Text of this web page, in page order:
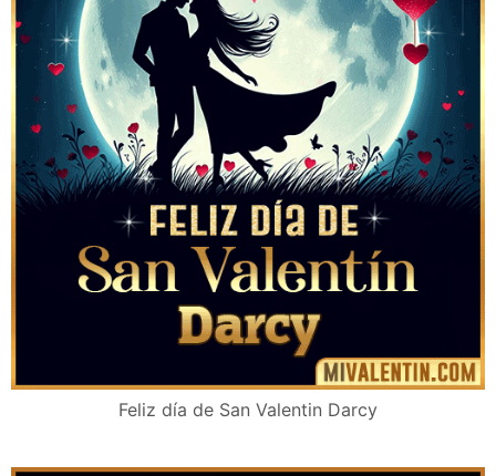
Feliz día de San Valentin Darcy